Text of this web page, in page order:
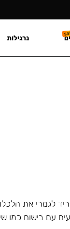
לגמרי את
נרגילות